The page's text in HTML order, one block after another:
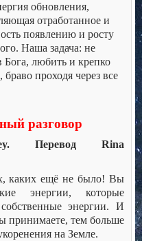
обновления,
отработанное и
появлению и росту
Наша задача: не
Бога, любить и крепко
проходя через все
разговор
Перевод Rina
каких ещё не было! Вы
энергии, которые
энергии. И
принимаете, тем больше
на Земле.